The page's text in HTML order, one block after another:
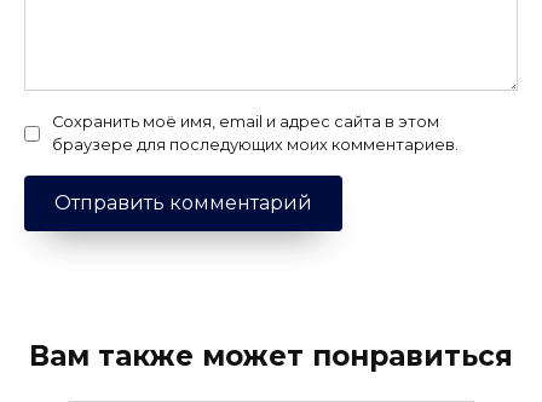
Сохранить моё имя, email и адрес сайта в этом
браузере для последующих моих комментариев.
Вам также может понравиться